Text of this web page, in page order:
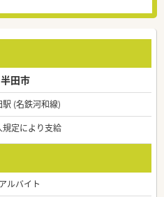
田市
(名鉄河和線)
規定により支給
ルバイト